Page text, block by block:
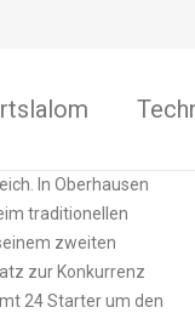
In Oberhausen
traditionellen
zweiten
zur Konkurrenz
24 Starter um den